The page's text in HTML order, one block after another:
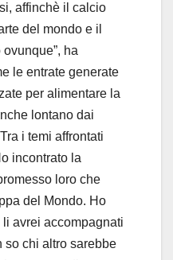
affinchè il calcio
del mondo e il
ha
le entrate generate
per alimentare la
lontano dai
i temi affrontati
incontrato la
loro che
del Mondo. Ho
avrei accompagnati
so chi altro sarebbe